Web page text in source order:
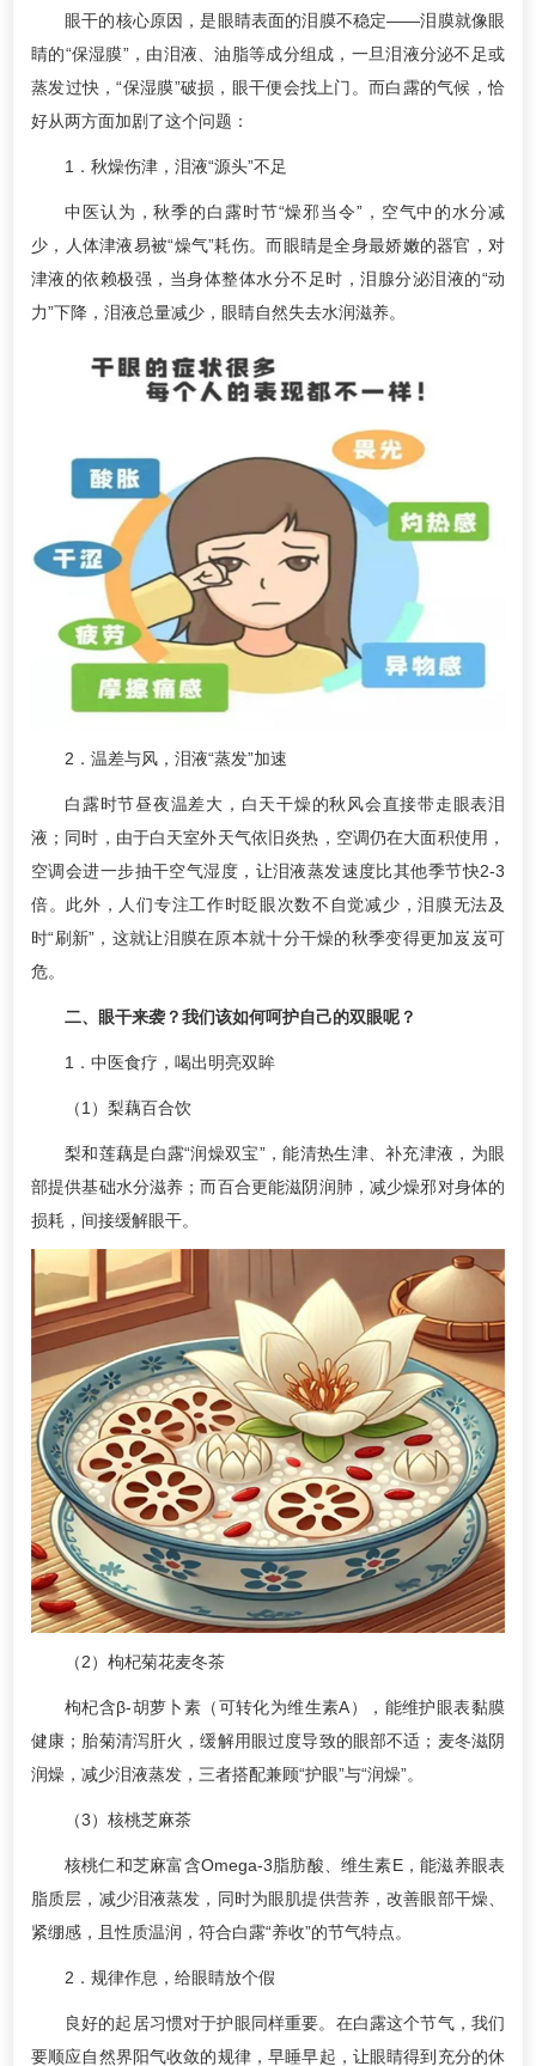
眼干的核心原因，是眼睛表面的泪膜不稳定——泪膜就像眼
睛的“保湿膜”，由泪液、油脂等成分组成，一旦泪液分泌不足或
蒸发过快，“保湿膜”破损，眼干便会找上门。而白露的气候，恰
好从两方面加剧了这个问题：
1．秋燥伤津，泪液“源头”不足
中医认为，秋季的白露时节“燥邪当令”，空气中的水分减
少，人体津液易被“燥气”耗伤。而眼睛是全身最娇嫩的器官，对
津液的依赖极强，当身体整体水分不足时，泪腺分泌泪液的“动
力”下降，泪液总量减少，眼睛自然失去水润滋养。
2．温差与风，泪液“蒸发”加速
白露时节昼夜温差大，白天干燥的秋风会直接带走眼表泪
液；同时，由于白天室外天气依旧炎热，空调仍在大面积使用，
空调会进一步抽干空气湿度，让泪液蒸发速度比其他季节快2-3
倍。此外，人们专注工作时眨眼次数不自觉减少，泪膜无法及
时“刷新”，这就让泪膜在原本就十分干燥的秋季变得更加岌岌可
危。
二、眼干来袭？我们该如何呵护自己的双眼呢？
1．中医食疗，喝出明亮双眸
（1）梨藕百合饮
梨和莲藕是白露“润燥双宝”，能清热生津、补充津液，为眼
部提供基础水分滋养；而百合更能滋阴润肺，减少燥邪对身体的
损耗，间接缓解眼干。
（2）枸杞菊花麦冬茶
枸杞含β-胡萝卜素（可转化为维生素A），能维护眼表黏膜
健康；胎菊清泻肝火，缓解用眼过度导致的眼部不适；麦冬滋阴
润燥，减少泪液蒸发，三者搭配兼顾“护眼”与“润燥”。
（3）核桃芝麻茶
核桃仁和芝麻富含Omega-3脂肪酸、维生素E，能滋养眼表
脂质层，减少泪液蒸发，同时为眼肌提供营养，改善眼部干燥、
紧绷感，且性质温润，符合白露“养收”的节气特点。
2．规律作息，给眼睛放个假
良好的起居习惯对于护眼同样重要。在白露这个节气，我们
要顺应自然界阳气收敛的规律，早睡早起，让眼睛得到充分的休